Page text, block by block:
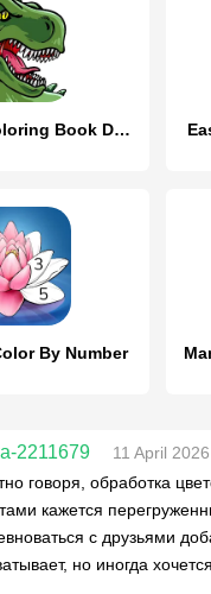
Dinosaurs Coloring Book Dino
By Number
2211679
11 April
говоря, обработка
кажется
с друзьями
но иногда